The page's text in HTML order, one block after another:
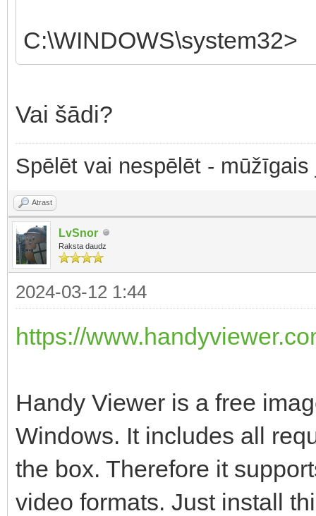
C:\WINDOWS\system32>
Vai šādi?
Spēlēt vai nespēlēt - mūžīgais
Atrast
LvSnor
Raksta daudz
2024-03-12 1:44
https://
Handy Viewer is a free
Windows. It includes all
the box. Therefore it
video formats. Just install